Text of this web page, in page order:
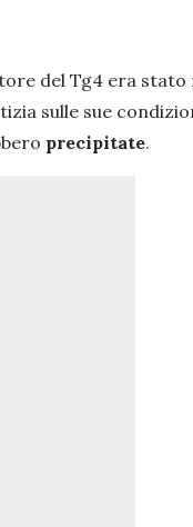
del Tg4 era stato
sulle sue
precipitate.